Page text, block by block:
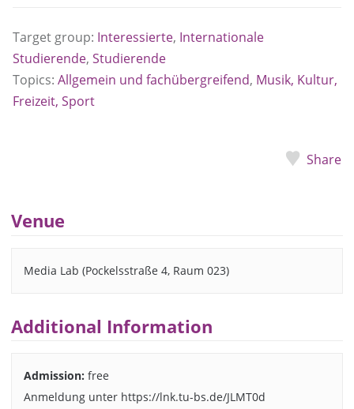
Target group: Interessierte, Internationale
Studierende, Studierende
Topics: Allgemein und fachübergreifend, Musik, Kultur,
Freizeit, Sport
Share
Venue
Media Lab (Pockelsstraße 4, Raum 023)
Additional Information
Admission: free
Anmeldung unter https://lnk.tu-bs.de/JLMT0d